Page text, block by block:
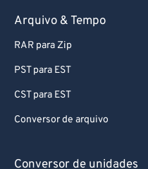
Arquivo & Tempo
RAR para Zip
PST para EST
CST para EST
Conversor de arquivo
Conversor de unidades